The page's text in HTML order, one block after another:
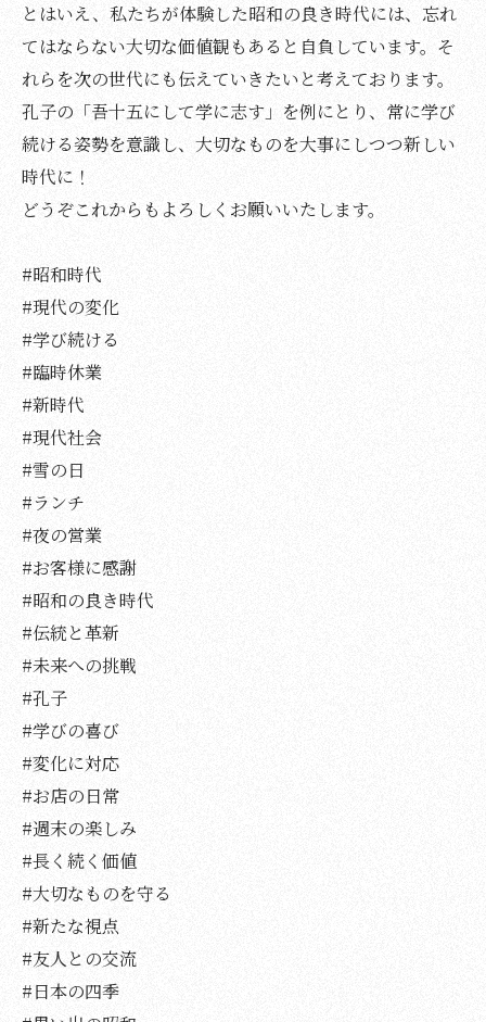
とはいえ、私たちが体験した昭和の良き時代には、忘れ
てはならない大切な価値観もあると自負しています。そ
れらを次の世代にも伝えていきたいと考えております。
孔子の「吾十五にして学に志す」を例にとり、常に学び
続ける姿勢を意識し、大切なものを大事にしつつ新しい
時代に！
どうぞこれからもよろしくお願いいたします。
#昭和時代
#現代の変化
#学び続ける
#臨時休業
#新時代
#現代社会
#雪の日
#ランチ
#夜の営業
#お客様に感謝
#昭和の良き時代
#伝統と革新
#未来への挑戦
#孔子
#学びの喜び
#変化に対応
#お店の日常
#週末の楽しみ
#長く続く価値
#大切なものを守る
#新たな視点
#友人との交流
#日本の四季